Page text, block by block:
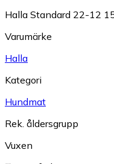
Halla Standard 22-12
Varumärke
Halla
Kategori
Hundmat
Rek. åldersgrupp
Vuxen